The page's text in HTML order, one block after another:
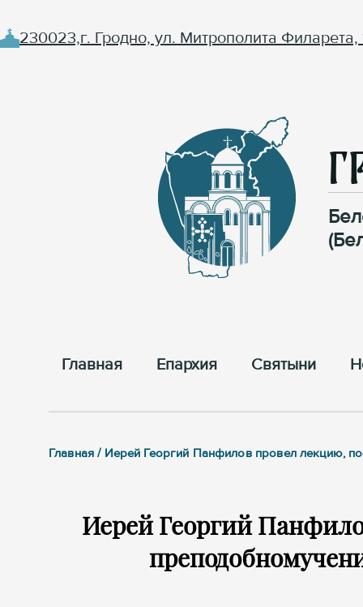
230023,г. Гродно, ул. Митрополита Филарета,
Главная Епархия Cвятыни
Главная / Иерей Георгий Панфилов провел лекцию,
Иерей Георгий